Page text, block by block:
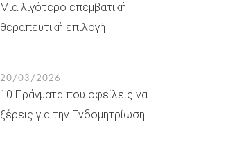
Μια λιγότερο επεμβατική
θεραπευτική επιλογή
20/03/2026
10 Πράγματα που οφείλεις να
ξέρεις για την Ενδομητρίωση